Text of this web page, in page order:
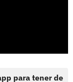
para tener de